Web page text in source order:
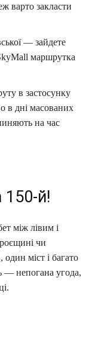
варто закласти
— зайдете
маршрутка
в застосунку
в дні масованих
на час
150-й!
між лівим і
чи
один міст і багато
— непогана угода,